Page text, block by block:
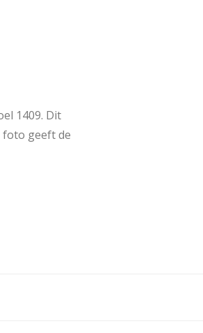
1409. Dit
foto geeft de